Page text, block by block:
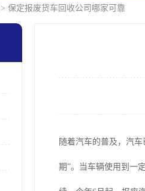
> 保定报废货车回收公司哪家可靠
随着汽车的普及，汽
期”。当车辆使用到一